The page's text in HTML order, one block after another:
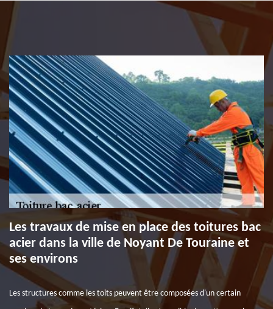
Les travaux de mise en place des toitures bac
acier dans la ville de Noyant De Touraine et
ses environs
Les structures comme les toits peuvent être composées d'un certain